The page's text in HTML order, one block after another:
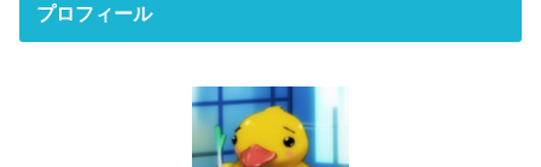
プロフィール